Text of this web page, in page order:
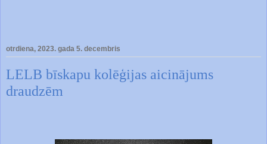
otrdiena, 2023. gada 5. decembris
LELB bīskapu kolēģijas aicinājums
draudzēm